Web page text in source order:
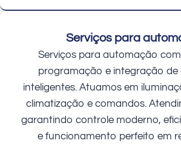
Serviços para
Serviços para automação
programação e integração de
inteligentes. Atuamos em
climatização e comandos.
garantindo controle moderno,
e funcionamento perfeito em